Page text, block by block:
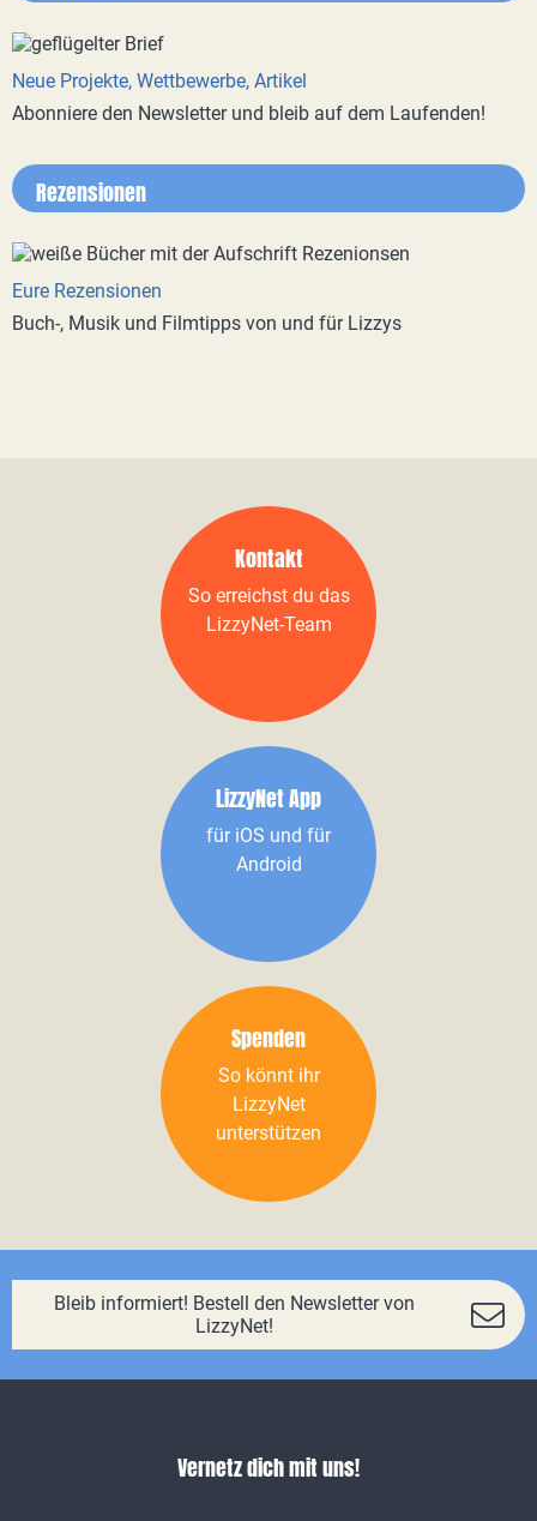
Neue Projekte, Wettbewerbe, Artikel
Abonniere den Newsletter und bleib auf dem Laufenden!
Rezensionen
Eure Rezensionen
Buch-, Musik und Filmtipps von und für Lizzys
Kontakt
So erreichst du das
LizzyNet-Team
LizzyNet App
für iOS und für
Android
Spenden
So könnt ihr
LizzyNet
unterstützen
Bleib informiert! Bestell den Newsletter von
LizzyNet!
Vernetz dich mit uns!